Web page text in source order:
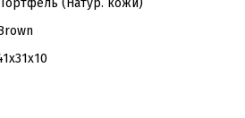
(Натур. кожи)